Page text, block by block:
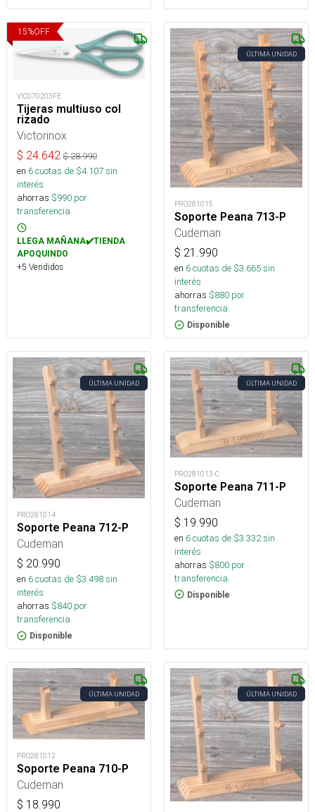
15%OFF
VIC070203FE
Tijeras multiuso col
rizado
Victorinox
$ 24.642 $28.990
en 6cuotas de $4.107sin
interés
ahorras $990 por
transferencia.
LLEGA MAÑANA✔️TIENDA
APOQUINDO
+5 Vendidos
ÚLTIMA UNIDAD
PRO281015
Soporte Peana 713-P
Cudeman
$ 21.990
en 6cuotas de $3.665sin
interés
ahorras $880 por
transferencia.
Disponible
ÚLTIMA UNIDAD
PRO281014
Soporte Peana 712-P
Cudeman
$ 20.990
en 6cuotas de $3.498sin
interés
ahorras $840 por
transferencia.
Disponible
ÚLTIMA UNIDAD
PRO281013-C
Soporte Peana 711-P
Cudeman
$ 19.990
en 6cuotas de $3.332sin
interés
ahorras $800 por
transferencia.
Disponible
ÚLTIMA UNIDAD
PRO281012
Soporte Peana 710-P
Cudeman
$ 18.990
ÚLTIMA UNIDAD